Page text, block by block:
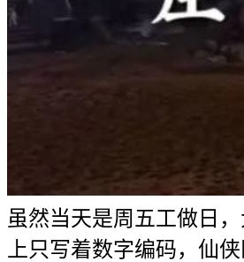
虽然当天是周五工做日
上只写着数字编码，仙